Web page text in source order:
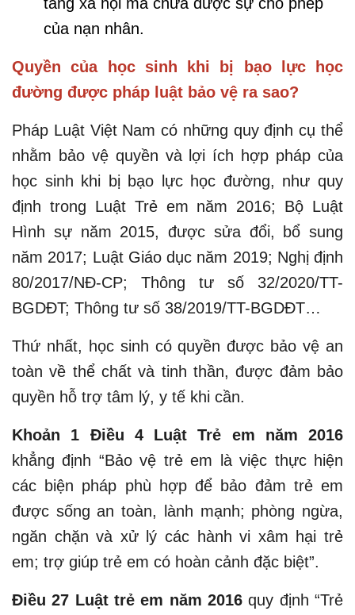
của nạn nhân.
Quyền của học sinh khi bị bạo lực học
đường được pháp luật bảo vệ ra sao?
Pháp Luật Việt Nam có những quy định cụ thể
nhằm bảo vệ quyền và lợi ích hợp pháp của
học sinh khi bị bạo lực học đường, như quy
định trong Luật Trẻ em năm 2016; Bộ Luật
Hình sự năm 2015, được sửa đổi, bổ sung
năm 2017; Luật Giáo dục năm 2019; Nghị định
80/2017/NĐ-CP; Thông tư số 32/2020/TT-
BGDĐT; Thông tư số 38/2019/TT-BGDĐT…
Thứ nhất, học sinh có quyền được bảo vệ an
toàn về thể chất và tinh thần, được đảm bảo
quyền hỗ trợ tâm lý, y tế khi cần.
Khoản 1 Điều 4 Luật Trẻ em năm 2016
khẳng định “Bảo vệ trẻ em là việc thực hiện
các biện pháp phù hợp để bảo đảm trẻ em
được sống an toàn, lành mạnh; phòng ngừa,
ngăn chặn và xử lý các hành vi xâm hại trẻ
em; trợ giúp trẻ em có hoàn cảnh đặc biệt”.
Điều 27 Luật trẻ em năm 2016 quy định “Trẻ